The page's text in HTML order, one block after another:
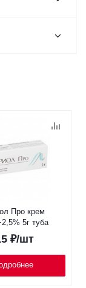
Про крем
5г туба
₽/шт